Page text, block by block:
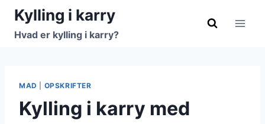
Fortsæt
indhold
Kylling i karry
Hvad er kylling i karry?
MAD OPSKRIFTER
Kylling i karry med